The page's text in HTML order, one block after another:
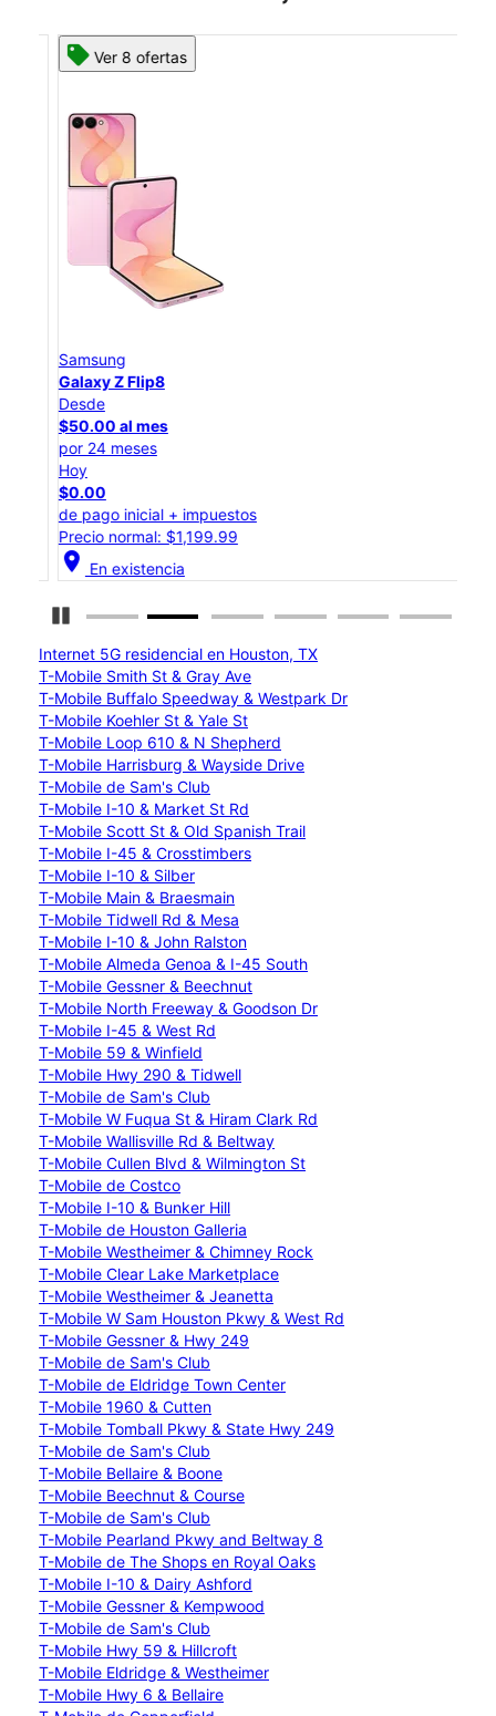
Detener carrusel
Ver 8 ofertas
Samsung
Galaxy Z Flip8
Desde
$50.00 al mes
por 24 meses
Hoy
$0.00
de pago inicial + impuestos
Precio normal: $1,199.99
location_onEn existencia
Internet 5G residencial en Houston, TX
T-Mobile Smith St & Gray Ave
T-Mobile Buffalo Speedway & Westpark Dr
T-Mobile Koehler St & Yale St
T-Mobile Loop 610 & N Shepherd
T-Mobile Harrisburg & Wayside Drive
T-Mobile de Sam's Club
T-Mobile I-10 & Market St Rd
T-Mobile Scott St & Old Spanish Trail
T-Mobile I-45 & Crosstimbers
T-Mobile I-10 & Silber
T-Mobile Main & Braesmain
T-Mobile Tidwell Rd & Mesa
T-Mobile I-10 & John Ralston
T-Mobile Almeda Genoa & I-45 South
T-Mobile Gessner & Beechnut
T-Mobile North Freeway & Goodson Dr
T-Mobile I-45 & West Rd
T-Mobile 59 & Winfield
T-Mobile Hwy 290 & Tidwell
T-Mobile de Sam's Club
T-Mobile W Fuqua St & Hiram Clark Rd
T-Mobile Wallisville Rd & Beltway
T-Mobile Cullen Blvd & Wilmington St
T-Mobile de Costco
T-Mobile I-10 & Bunker Hill
T-Mobile de Houston Galleria
T-Mobile Westheimer & Chimney Rock
T-Mobile Clear Lake Marketplace
T-Mobile Westheimer & Jeanetta
T-Mobile W Sam Houston Pkwy & West Rd
T-Mobile Gessner & Hwy 249
T-Mobile de Sam's Club
T-Mobile de Eldridge Town Center
T-Mobile 1960 & Cutten
T-Mobile Tomball Pkwy & State Hwy 249
T-Mobile de Sam's Club
T-Mobile Bellaire & Boone
T-Mobile Beechnut & Course
T-Mobile de Sam's Club
T-Mobile Pearland Pkwy and Beltway 8
T-Mobile de The Shops en Royal Oaks
T-Mobile I-10 & Dairy Ashford
T-Mobile Gessner & Kempwood
T-Mobile de Sam's Club
T-Mobile Hwy 59 & Hillcroft
T-Mobile Eldridge & Westheimer
T-Mobile Hwy 6 & Bellaire